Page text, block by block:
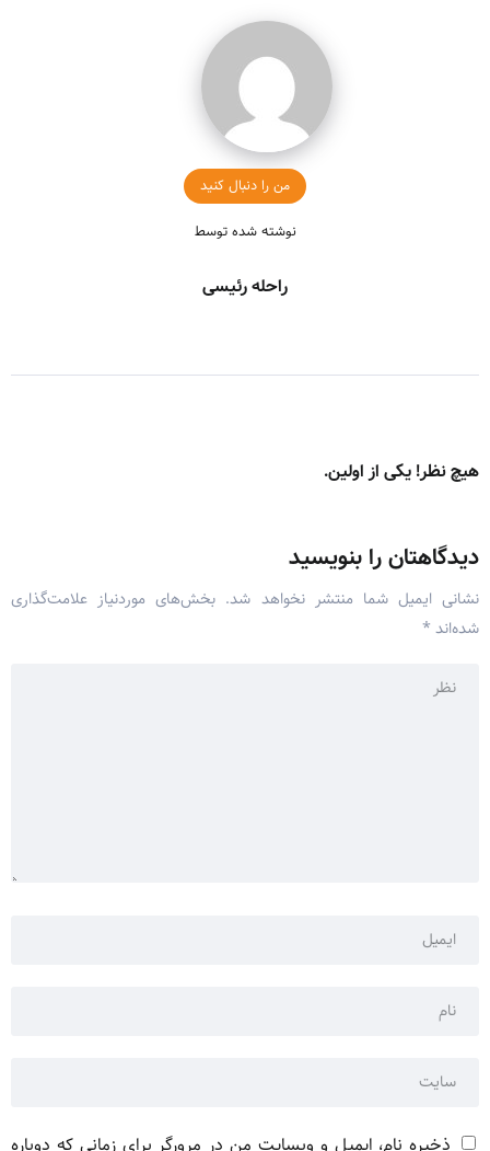
من را دنبال کنید
نوشته شده توسط
راحله رئیسی
هیچ نظر! یکی از اولین.
دیدگاهتان را بنویسید
نشانی ایمیل شما منتشر نخواهد شد. بخش‌های موردنیاز علامت‌گذاری
شده‌اند *
ذخیره نام، ایمیل و وبسایت من در مرورگر برای زمانی که دوباره